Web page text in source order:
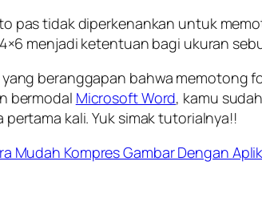
pas tidak diperkenankan untuk
menjadi ketentuan bagi ukuran
beranggapan bahwa memotong
bermodal Microsoft Word, kamu
pertama kali. Yuk simak tutorialnya!!
Mudah Kompres Gambar Dengan